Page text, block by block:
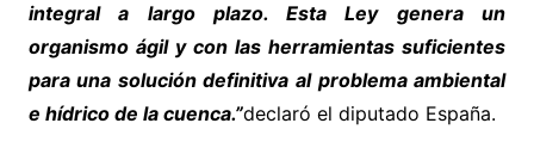
integral a largo plazo. Esta Ley genera un
organismo ágil y con las herramientas suficientes
para una solución definitiva al problema ambiental
e hídrico de la cuenca.”declaró el diputado España.